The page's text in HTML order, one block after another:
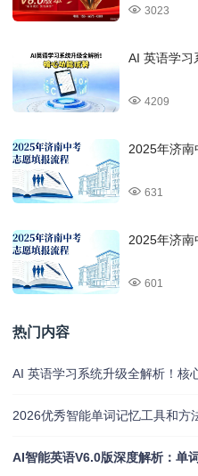
3023
AI 英语学习
4209
2025年济南
631
2025年济南
601
热门内容
AI 英语学习系统升级全解析！核
2026优秀智能单词记忆工具和方
AI智能英语V6.0版深度解析：单